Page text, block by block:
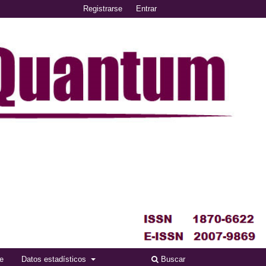
Datos estadísticos Buscar
Registrarse Entrar